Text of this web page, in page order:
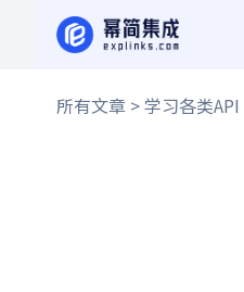
所有文章 >学习各类API